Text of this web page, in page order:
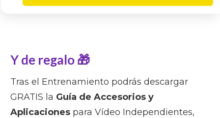
Y de regalo 🎁
Tras el Entrenamiento podrás descargar
GRATIS la Guía de Accesorios y
Aplicaciones para Vídeo Independientes,